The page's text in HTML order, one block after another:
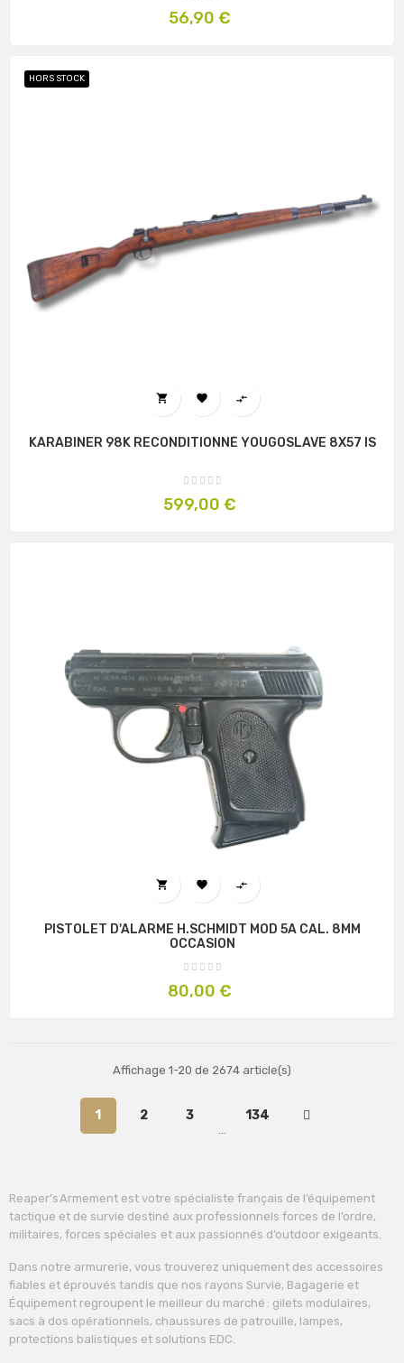
Prix
56,90 €
HORS STOCK
  
KARABINER 98K RECONDITIONNÉ YOUGOSLAVE 8X57 IS
Prix
599,00 €
  
PISTOLET D'ALARME H.SCHMIDT MOD 5A CAL. 8MM
OCCASION
Prix
80,00 €
Affichage 1-20 de 2674 article(s)
1 2 3 134
Reaper’s Armement est votre spécialiste français de l’équipement
tactique et de survie destiné aux professionnels forces de l’ordre,
militaires, forces spéciales et aux passionnés d’outdoor exigeants.
Dans notre armurerie, vous trouverez uniquement des accessoires
fiables et éprouvés tandis que nos rayons Survie, Bagagerie et
Équipement regroupent le meilleur du marché : gilets modulaires,
sacs à dos opérationnels, chaussures de patrouille, lampes,
protections balistiques et solutions EDC.